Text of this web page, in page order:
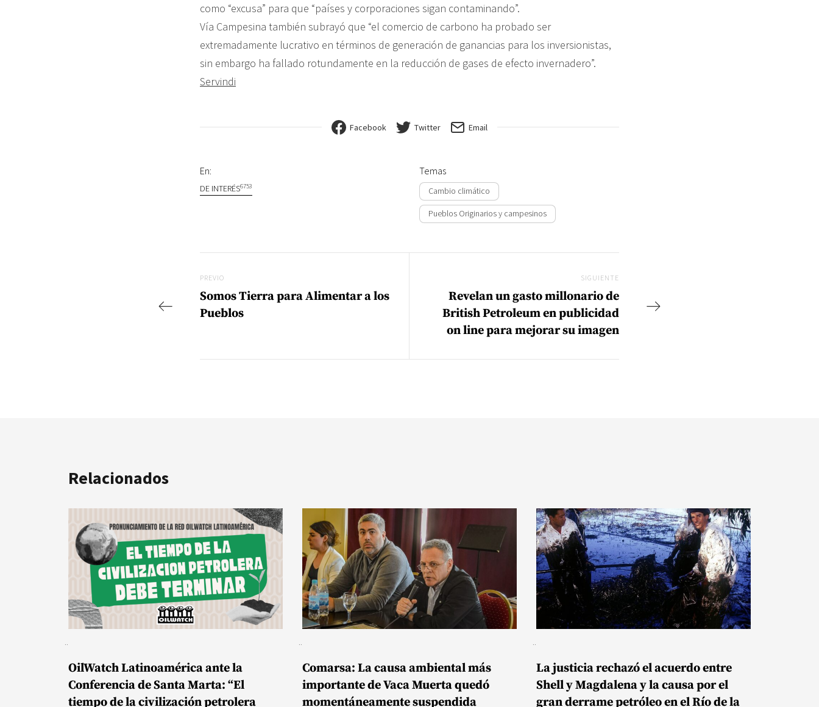
como “excusa” para que “países y corporaciones sigan contaminando”.
Vía Campesina también subrayó que “el comercio de carbono ha probado ser
extremadamente lucrativo en términos de generación de ganancias para los inversionistas,
sin embargo ha fallado rotundamente en la reducción de gases de efecto invernadero”.
Servindi
Facebook Twitter Email
En:
DE INTERÉS6753
Temas
Cambio climático
Pueblos Originarios y campesinos
Previo
PREVIO
Somos Tierra para Alimentar a los
Pueblos
SIGUIENTE
Revelan un gasto millonario de
British Petroleum en publicidad
on line para mejorar su imagen
Relacionados
OilWatch Latinoamérica ante la
Conferencia de Santa Marta: “El
tiempo de la civilización petrolera
Comarsa: La causa ambiental más
importante de Vaca Muerta quedó
momentáneamente suspendida
La justicia rechazó el acuerdo entre
Shell y Magdalena y la causa por el
gran derrame petróleo en el Río de la